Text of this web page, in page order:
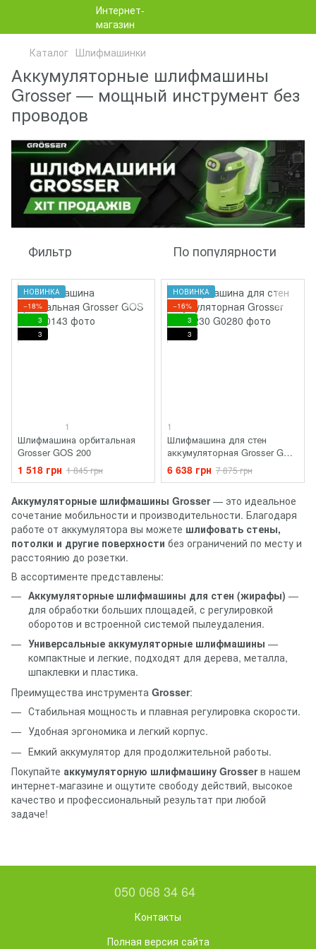
Каталог Шлифмашинки
Аккумуляторные шлифмашины
Grosser — мощный инструмент без
проводов
Фильтр По популярности
НОВИНКА
−18%
3
3
1
Шлифмашина орбитальная
Grosser GOS 200
1 518 грн 1 845 грн
НОВИНКА
−16%
3
3
1
Шлифмашина для стен
аккумуляторная Grosser GWS
230
6 638 грн 7 875 грн
Аккумуляторные шлифмашины Grosser— это идеальное
сочетание мобильности и производительности. Благодаря
работе от аккумулятора вы можете шлифовать стены,
потолки и другие поверхности без ограничений по месту и
расстоянию до розетки.
В ассортименте представлены:
Аккумуляторные шлифмашины для стен (жирафы) —
для обработки больших площадей, с регулировкой
оборотов и встроенной системой пылеудаления.
Универсальные аккумуляторные шлифмашины —
компактные и легкие, подходят для дерева, металла,
шпаклевки и пластика.
Преимущества инструмента Grosser:
Стабильная мощность и плавная регулировка скорости.
Удобная эргономика и легкий корпус.
Емкий аккумулятор для продолжительной работы.
Покупайте аккумуляторную шлифмашину Grosserв нашем
интернет-магазине и ощутите свободу действий, высокое
качество и профессиональный результат при любой
задаче!
050 068 34 64
Контакты
Полная версия сайта